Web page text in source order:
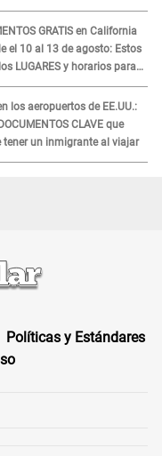
GRATIS en California
el 10 al 13 de agosto: Estos
LUGARES y horarios para
la ayuda
los aeropuertos de EE.UU.:
CLAVE que
tener un inmigrante al viajar
Políticas y Estándares